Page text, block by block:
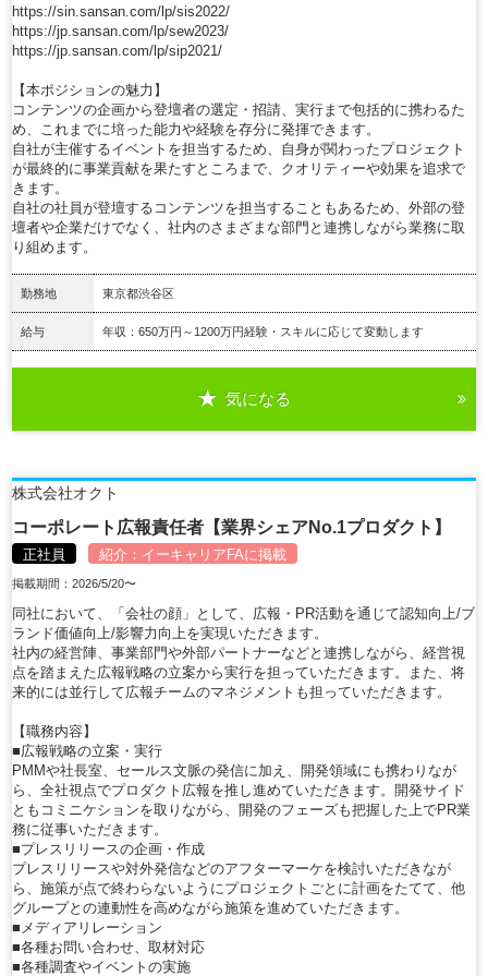
https://sin.sansan.com/lp/sis2022/
https://jp.sansan.com/lp/sew2023/
https://jp.sansan.com/lp/sip2021/
【本ポジションの魅力】
コンテンツの企画から登壇者の選定・招請、実行まで包括的に携わるた
め、これまでに培った能力や経験を存分に発揮できます。
自社が主催するイベントを担当するため、自身が関わったプロジェクト
が最終的に事業貢献を果たすところまで、クオリティーや効果を追求で
きます。
自社の社員が登壇するコンテンツを担当することもあるため、外部の登
壇者や企業だけでなく、社内のさまざまな部門と連携しながら業務に取
り組めます。
勤務地 東京都渋谷区
給与 年収：650万円～1200万円経験・スキルに応じて変動します
気になる
株式会社オクト
コーポレート広報責任者【業界シェアNo.1プロダクト】
正社員 紹介： イーキャリアFAに掲載
掲載期間：2026/5/20〜
同社において、「会社の顔」として、広報・PR活動を通じて認知向上/ブ
ランド価値向上/影響力向上を実現いただきます。
社内の経営陣、事業部門や外部パートナーなどと連携しながら、経営視
点を踏まえた広報戦略の立案から実行を担っていただきます。また、将
来的には並行して広報チームのマネジメントも担っていただきます。
【職務内容】
■広報戦略の立案・実行
PMMや社長室、セールス文脈の発信に加え、開発領域にも携わりなが
ら、全社視点でプロダクト広報を推し進めていただきます。開発サイド
ともコミニケションを取りながら、開発のフェーズも把握した上でPR業
務に従事いただきます。
■プレスリリースの企画・作成
プレスリリースや対外発信などのアフターマーケを検討いただきなが
ら、施策が点で終わらないようにプロジェクトごとに計画をたてて、他
グループとの連動性を高めながら施策を進めていただきます。
■メディアリレーション
■各種お問い合わせ、取材対応
■各種調査やイベントの実施